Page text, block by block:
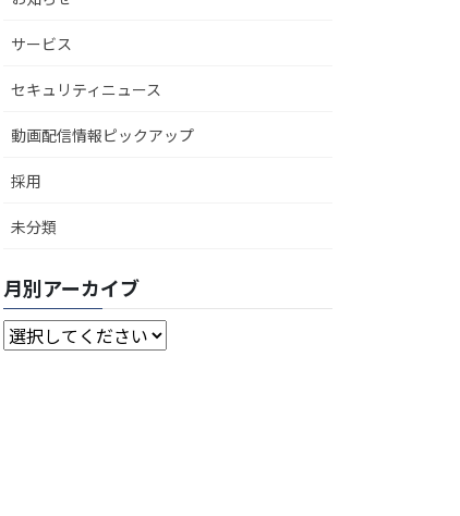
サービス
セキュリティニュース
動画配信情報ピックアップ
採用
未分類
月別アーカイブ